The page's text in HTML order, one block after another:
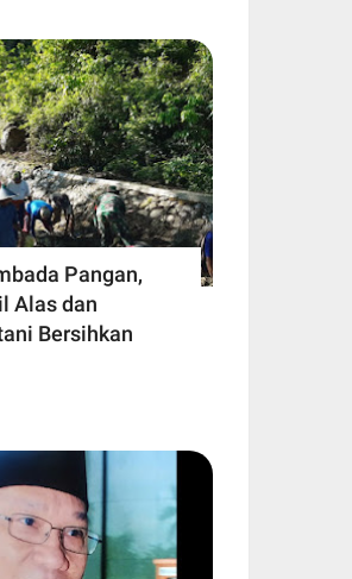
Pangan,
Alas dan
Bersihkan